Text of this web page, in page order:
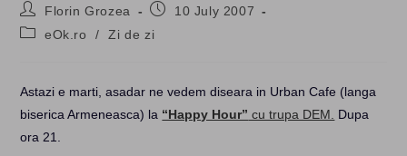
Post
author:
Florin Grozea
Post10 July 2007
PosteOk.ro / Zi de zi
Astazi e marti, asadar ne vedem diseara in Urban Cafe (langa
biserica Armeneasca) la “Happy Hour” cu trupa DEM.
Dupa
ora 21.